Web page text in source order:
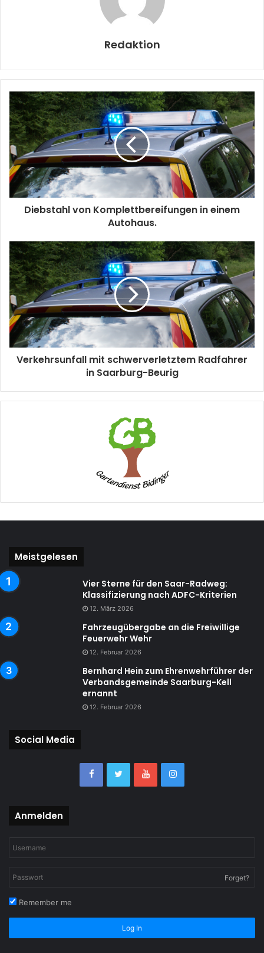
Redaktion
Diebstahl von Komplettbereifungen in einem
Autohaus.
Verkehrsunfall mit schwerverletztem Radfahrer
in Saarburg-Beurig
Meistgelesen
Vier Sterne für den Saar-Radweg:
Klassifizierung nach ADFC-Kriterien
12. März 2026
Fahrzeugübergabe an die Freiwillige
Feuerwehr Wehr
12. Februar 2026
Bernhard Hein zum Ehrenwehrführer der
Verbandsgemeinde Saarburg-Kell
ernannt
12. Februar 2026
Social Media
Anmelden
Forget?
Remember me
Log In